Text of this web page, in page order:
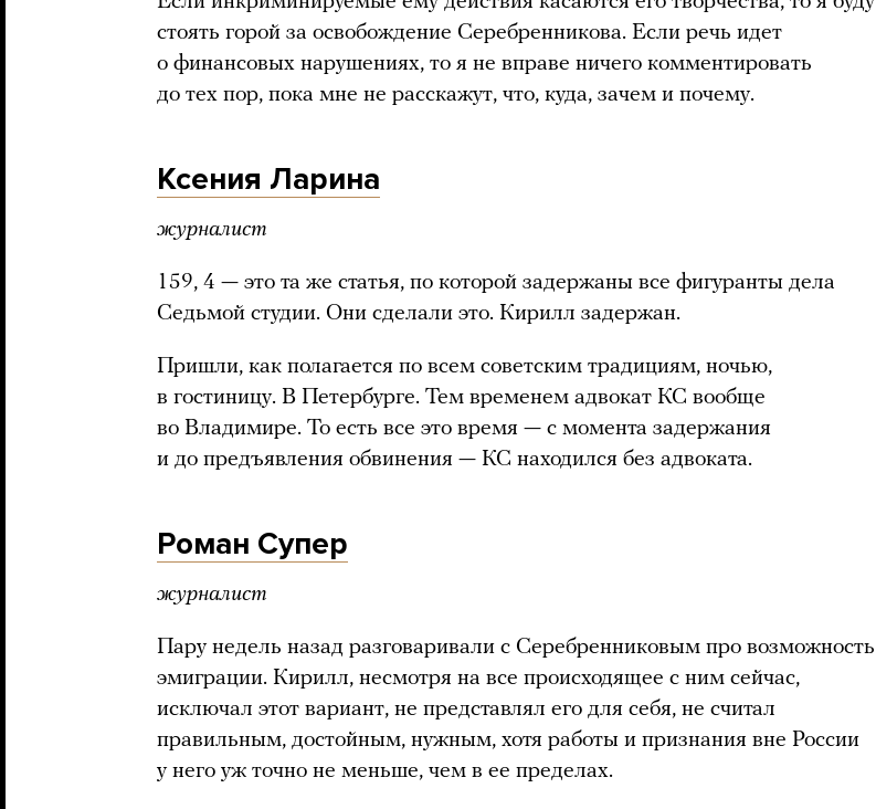
стоять горой за освобождение Серебренникова. Если речь идет
о финансовых нарушениях, то я не вправе ничего комментировать
до тех пор, пока мне не расскажут, что, куда, зачем и почему.
Ксения Ларина
журналист
159, 4 — это та же статья, по которой задержаны все фигуранты дела
Седьмой студии. Они сделали это. Кирилл задержан.
Пришли, как полагается по всем советским традициям, ночью,
в гостиницу. В Петербурге. Тем временем адвокат КС вообще
во Владимире. То есть все это время — с момента задержания
и до предъявления обвинения — КС находился без адвоката.
Роман Супер
журналист
Пару недель назад разговаривали с Серебренниковым про возможность
эмиграции. Кирилл, несмотря на все происходящее с ним сейчас,
исключал этот вариант, не представлял его для себя, не считал
правильным, достойным, нужным, хотя работы и признания вне России
у него уж точно не меньше, чем в ее пределах.